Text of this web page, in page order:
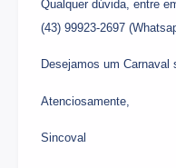
Qualquer dúvida, entre
(43) 99923-2697
Desejamos um Carnaval
Atenciosamente,
Sincoval